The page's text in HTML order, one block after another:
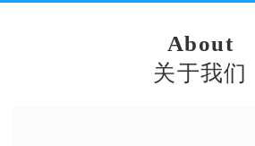
About
关于我们